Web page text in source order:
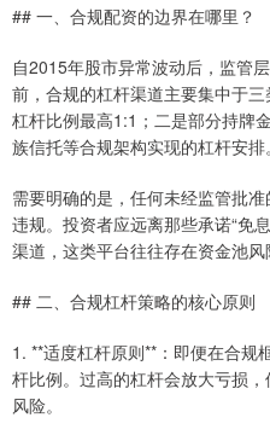
## 一、合规配资的边界在哪里？
自2015年股市异常波动后，监管
前，合规的杠杆渠道主要集中于
杠杆比例最高1:1；二是部分持牌
族信托等合规架构实现的杠杆安排。
需要明确的是，任何未经监管批
违规。投资者应远离那些承诺“免
渠道，这类平台往往存在资金池风
## 二、合规杠杆策略的核心原则
1. **适度杠杆原则**：即便在合规
杆比例。过高的杠杆会放大亏损
风险。